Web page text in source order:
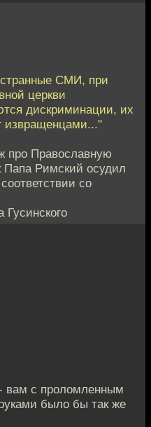
СМИ, при
церкви
дискриминации, их
извращенцами..."
про Православную
Папа Римский осудил
со
Гусинского
вам с проломленным
было бы так же